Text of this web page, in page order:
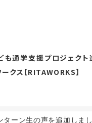
も通学支援プロジェク
クス【RITAWORKS】